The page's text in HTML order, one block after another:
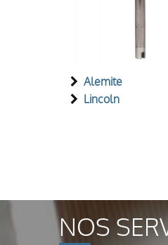
Alemite
Lincoln
NOS